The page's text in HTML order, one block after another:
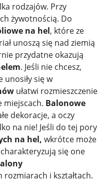
rodzajów. Przy
żywotnością. Do
na hel, które ze
unoszą się nad ziemią
przydatne okazują
. Jeśli nie chcesz,
unosiły się w
ułatwi rozmieszczenie
miejscach. Balonowe
dekoracje, a oczy
na nie! Jeśli do tej pory
na hel, wkrótce może
się one
i kształtach.